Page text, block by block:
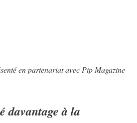
en partenariat avec Pip Magazine
davantage à la